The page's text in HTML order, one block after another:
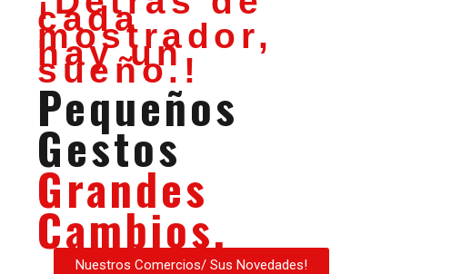
cada
mostrador,
hay un
sueño.!
Pequeños
Gestos
Grandes
Cambios.
Nuestros Comercios/ Sus Novedades!